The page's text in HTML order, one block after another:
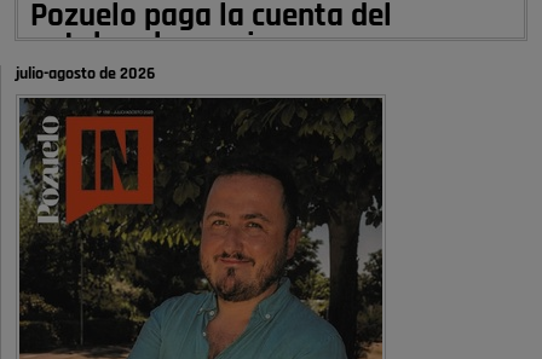
Pozuelo paga la cuenta del
autobombo: casi …
Señora Alcaldesa Ud no ha vivido nunca en Pozuelo , pero yo si desde
hace más de 60 años , …
Pozuelo de Alarcón
Quejas por el deterioro de la
limpieza …
A ver si es posible que haya vivienda para familias con hijos y no
solamente jóvenes que no es tan …
Pozuelo de Alarcón
julio-agosto de 2026